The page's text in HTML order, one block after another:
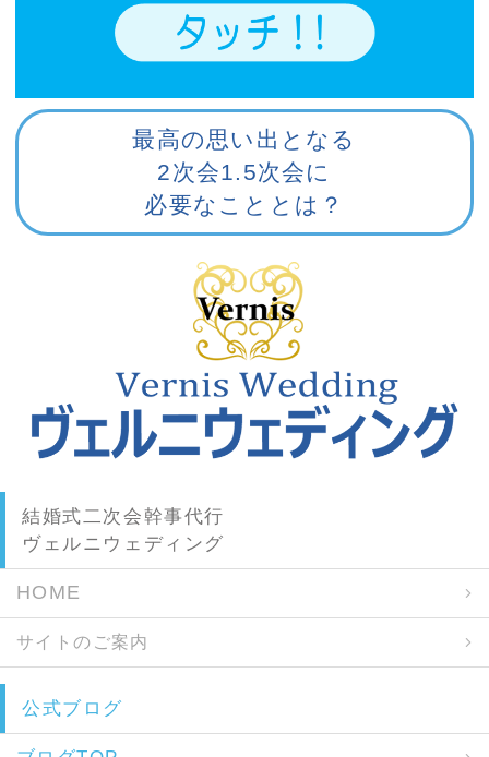
最高の思い出となる
2次会1.5次会に
必要なこととは？
結婚式二次会幹事代行
ヴェルニウェディング
HOME
サイトのご案内
公式ブログ